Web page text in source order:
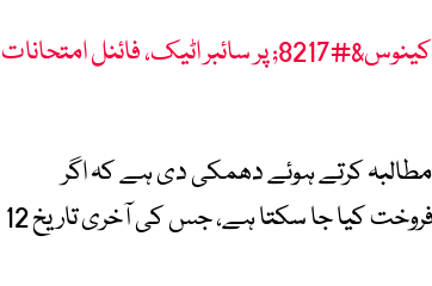
عالمی تعلیمی پلیٹ فارم &#8216;کینوس&#8217; پر سائبر اٹیک، فائنل امتحانات
مطالبہ کرتے ہوئے دھمکی دی ہے کہ اگر
ادائیگی نہ کی گئی تو حساس ڈیٹا آن لائن لیک یا فروخت کیا جا سکتا ہے، جس کی آخری تاریخ 12